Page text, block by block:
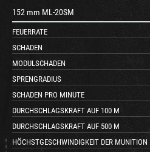
152 mm ML-20SM
FEUERRATE
SCHADEN
MODULSCHADEN
SPRENGRADIUS
SCHADEN PRO MINUTE
DURCHSCHLAGSKRAFT AUF 100 M
DURCHSCHLAGSKRAFT AUF 500 M
HÖCHSTGESCHWINDIGKEIT DER MUNITION